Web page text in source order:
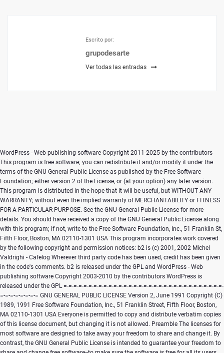
Escrito por:
grupodesarte
Ver todas las entradas
WordPress - Web publishing software Copyright 2011-2025 by the contributors This program is free software; you can redistribute it and/or modify it under the terms of the GNU General Public License as published by the Free Software Foundation; either version 2 of the License, or (at your option) any later version. This program is distributed in the hope that it will be useful, but WITHOUT ANY WARRANTY; without even the implied warranty of MERCHANTABILITY or FITNESS FOR A PARTICULAR PURPOSE. See the GNU General Public License for more details. You should have received a copy of the GNU General Public License along with this program; if not, write to the Free Software Foundation, Inc., 51 Franklin St, Fifth Floor, Boston, MA 02110-1301 USA This program incorporates work covered by the following copyright and permission notices: b2 is (c) 2001, 2002 Michel Valdrighi - Cafelog Wherever third party code has been used, credit has been given in the code's comments. b2 is released under the GPL and WordPress - Web publishing software Copyright 2003-2010 by the contributors WordPress is released under the GPL =-=-=-=-=-=-=-=-=-=-=-=-=-=-=-=-=-=-=-=-=-=-=-=-=-=-=-=-=-=-=-=-=-=-=-=-=-=-=-= GNU GENERAL PUBLIC LICENSE Version 2, June 1991 Copyright (C) 1989, 1991 Free Software Foundation, Inc., 51 Franklin Street, Fifth Floor, Boston, MA 02110-1301 USA Everyone is permitted to copy and distribute verbatim copies of this license document, but changing it is not allowed. Preamble The licenses for most software are designed to take away your freedom to share and change it. By contrast, the GNU General Public License is intended to guarantee your freedom to share and change free software--to make sure the software is free for all its users. This General Public License applies to most of the Free Software Foundation's software and to any other program whose authors commit to using it. (Some other Free Software Foundation software is covered by the GNU Lesser General Public License instead.) You can apply it to your programs, too. When we speak of free software, we are referring to freedom, not price. Our General Public Licenses are designed to make sure that you have the freedom to distribute copies of free software (and charge for this service if you wish), that you receive source code or can get it if you want it, that you can change the software or use pieces of it in new free programs; and that you know you can do these things. To protect your rights, we need to make restrictions that forbid anyone to deny you these rights or to ask you to surrender the rights. These restrictions translate to certain responsibilities for you if you distribute copies of the software, or if you modify it. For example, if you distribute copies of such a program, whether gratis or for a fee, you must give the recipients all the rights that you have. You must make sure that they, too, receive or can get the source code. And you must show them these terms so they know their rights. We protect your rights with two steps: (1) copyright the software, and (2) offer you this license which gives you legal permission to copy, distribute and/or modify the software. Also, for each author's protection and ours, we want to make certain that everyone understands that there is no warranty for this free software. If the software is modified by someone else and passed on, we want its recipients to know that what they have is not the original, so that any problems introduced by others will not reflect on the original authors' reputations. Finally, any free program is threatened constantly by software patents. We wish to avoid the danger that redistributors of a free program will individually obtain patent licenses, in effect making the program proprietary. To prevent this, we have made it clear that any patent must be licensed for everyone's free use or not licensed at all. The precise terms and conditions for copying, distribution and modification follow. GNU GENERAL PUBLIC LICENSE TERMS AND CONDITIONS FOR COPYING, DISTRIBUTION AND MODIFICATION 0. This License applies to any program or other work which contains a notice placed by the copyright holder saying it may be distributed under the terms of this General Public License. The "Program", below, refers to any such program or work, and a "work based on the Program" means either the Program or any derivative work under copyright law: that is to say, a work containing the Program or a portion of it, either verbatim or with modifications and/or translated into another language. (Hereinafter, translation is included without limitation in the term "modification".) Each licensee is addressed as "you". Activities other than copying, distribution and modification are not covered by this License; they are outside its scope. The act of running the Program is not restricted, and the output from the Program is covered only if its contents constitute a work based on the Program (independent of having been made by running the Program). Whether that is true depends on what the Program does. 1. You may copy and distribute verbatim copies of the Program's source code as you receive it, in any medium, provided that you conspicuously and appropriately publish on each copy an appropriate copyright notice and disclaimer of warranty; keep intact all the notices that refer to this License and to the absence of any warranty; and give any other recipients of the Program a copy of this License along with the Program. You may charge a fee for the physical act of transferring a copy, and you may at your option offer warranty protection in exchange for a fee. 2. You may modify your copy or copies of the Program or any portion of it, thus forming a work based on the Program, and copy and distribute such modifications or work under the terms of Section 1 above, provided that you also meet all of these conditions: a) You must cause the modified files to carry prominent notices stating that you changed the files and the date of any change. b) You must cause any work that you distribute or publish, that in whole or in part contains or is derived from the Program or any part thereof, to be licensed as a whole at no charge to all third parties under the terms of this License. c) If the modified program normally reads commands interactively when run, you must cause it, when started running for such interactive use in the most ordinary way, to print or display an announcement including an appropriate copyright notice and a notice that there is no warranty (or else, saying that you provide a warranty) and that users may redistribute the program under these conditions, and telling the user how to view a copy of this License. (Exception: if the Program itself is interactive but does not normally print such an announcement, your work based on the Program is not required to print an announcement.) These requirements apply to the modified work as a whole. If identifiable sections of that work are not derived from the Program, and can be reasonably considered independent and separate works in themselves, then this License, and its terms, do not apply to those sections when you distribute them as separate works. But when you distribute the same sections as part of a whole which is a work based on the Program, the distribution of the whole must be on the terms of this License, whose permissions for other licensees extend to the entire whole, and thus to each and every part regardless of who wrote it. Thus, it is not the intent of this section to claim rights or contest your rights to work written entirely by you; rather, the intent is to exercise the right to control the distribution of derivative or collective works based on the Program. In addition, mere aggregation of another work not based on the Program with the Program (or with a work based on the Program) on a volume of a storage or distribution medium does not bring the other work under the scope of this License. 3. You may copy and distribute the Program (or a work based on it, under Section 2) in object code or executable form under the terms of Sections 1 and 2 above provided that you also do one of the following: a) Accompany it with the complete corresponding machine-readable source code, which must be distributed under the terms of Sections 1 and 2 above on a medium customarily used for software interchange; or, b) Accompany it with a written offer, valid for at least three years, to give any third party, for a charge no more than your cost of physically performing source distribution, a complete machine-readable copy of the corresponding source code, to be distributed under the terms of Sections 1 and 2 above on a medium customarily used for software interchange; or, c) Accompany it with the information you received as to the offer to distribute corresponding source code. (This alternative is allowed only for noncommercial distribution and only if you received the program in object code or executable form with such an offer, in accord with Subsection b above.) The source code for a work means the preferred form of the work for making modifications to it. For an executable work, complete source code means all the source code for all modules it contains, plus any associated interface definition files, plus the scripts used to control compilation and installation of the executable. However, as a special exception, the source code distributed need not include anything that is normally distributed (in either source or binary form) with the major components (compiler, kernel, and so on) of the operating system on which the executable runs, unless that component itself accompanies t